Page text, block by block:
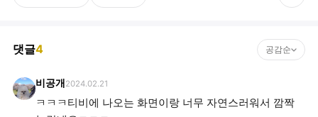
댓글4 공감순
비공개 2024.02.21
ㅋㅋㅋ티비에 나오는 화면이랑 너무 자연스러워서 깜짝